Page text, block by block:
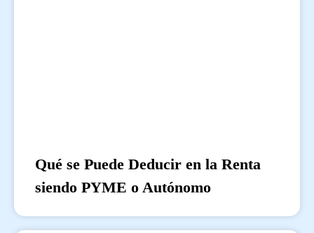
Qué se Puede Deducir en la Renta
siendo PYME o Autónomo